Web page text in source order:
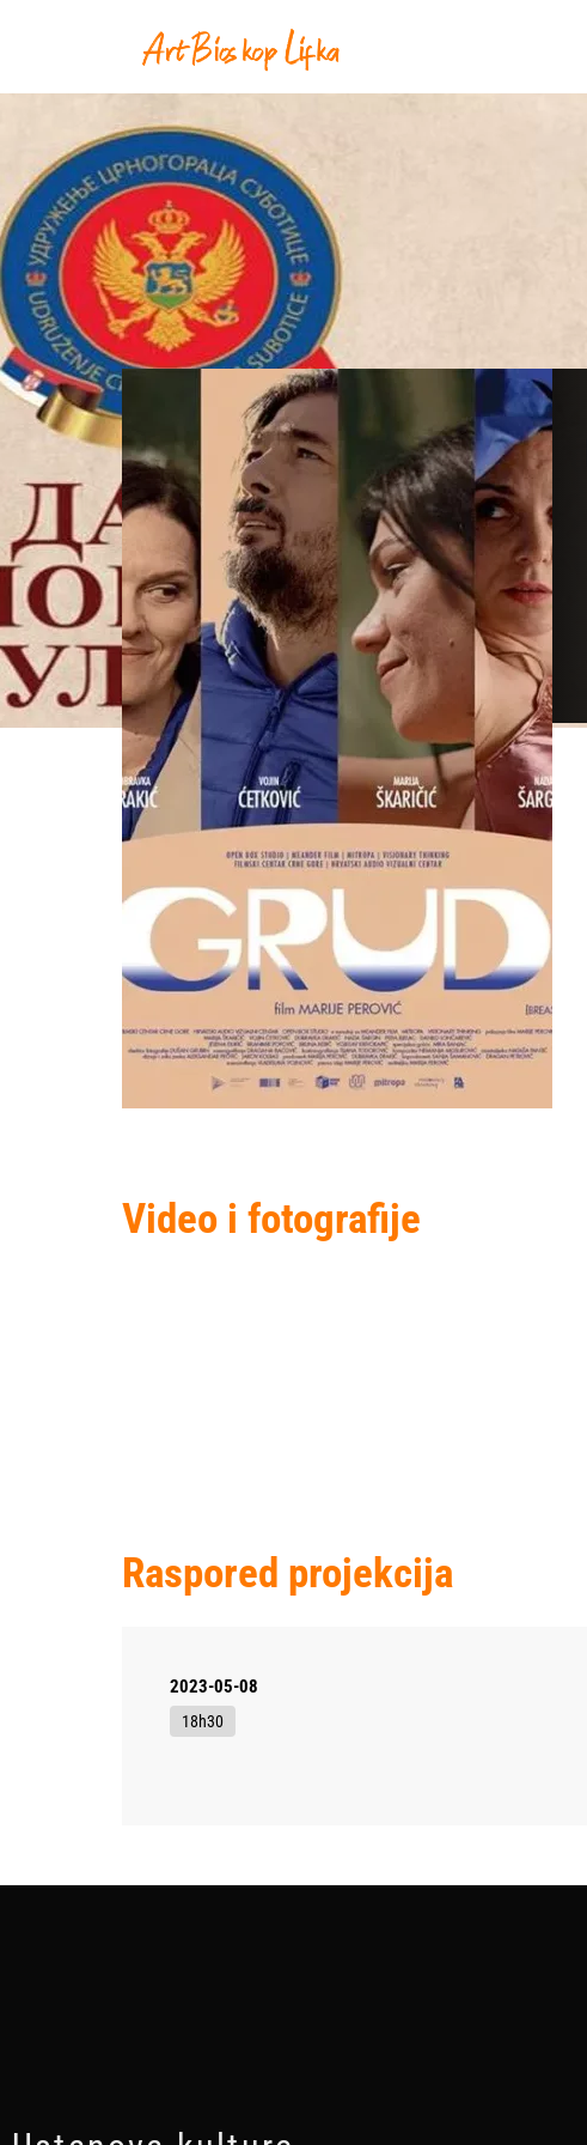
Video i fotografije
Raspored projekcija
2023-05-08
18h30